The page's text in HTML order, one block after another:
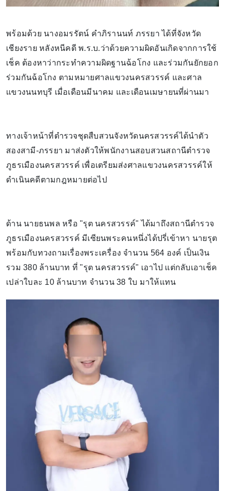
พร้อมด้วย นางอมรรัตน์ คำภิรานนท์ ภรรยา ได้ที่จังหวัด
เชียงราย หลังหนีคดี พ.ร.บ.ว่าด้วยความผิดอันเกิดจากการใช้
เช็ค ต้องหาว่ากระทำความผิดฐานฉ้อโกง และร่วมกันยักยอก
ร่วมกันฉ้อโกง ตามหมายศาลแขวงนครสวรรค์ และศาล
แขวงนนทบุรี เมื่อเดือนมีนาคม และเดือนเมษายนที่ผ่านมา
ทางเจ้าหน้าที่ตำรวจชุดสืบสวนจังหวัดนครสวรรค์ได้นำตัว
สองสามี-ภรรยา มาส่งตัวให้พนักงานสอบสวนสถานีตำรวจ
ภูธรเมืองนครสวรรค์ เพื่อเตรียมส่งศาลแขวงนครสวรรค์ให้
ดำเนินคดีตามกฎหมายต่อไป
ด้าน นายธนพล หรือ "รุต นครสวรรค์" ได้มาถึงสถานีตำรวจ
ภูธรเมืองนครสวรรค์ มีเซียนพระคนหนึ่งได้ปรี่เข้าหา นายรุต
พร้อมกับทวงถามเรื่องพระเครื่อง จำนวน 564 องค์ เป็นเงิน
รวม 380 ล้านบาท ที่ "รุต นครสวรรค์" เอาไป แต่กลับเอาเช็ค
เปล่าใบละ 10 ล้านบาท จำนวน 38 ใบ มาให้แทน